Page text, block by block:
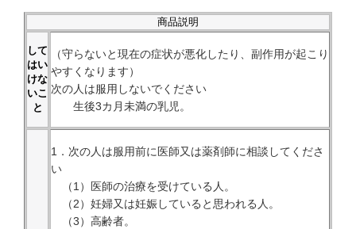
商品説明
して
はい
けな
いこ
と
（守らないと現在の症状が悪化したり、副作用が起こり
やすくなります）
次の人は服用しないでください
生後3カ月未満の乳児。
1．次の人は服用前に医師又は薬剤師に相談してくださ
い
（1）医師の治療を受けている人。
（2）妊婦又は妊娠していると思われる人。
（3）高齢者。